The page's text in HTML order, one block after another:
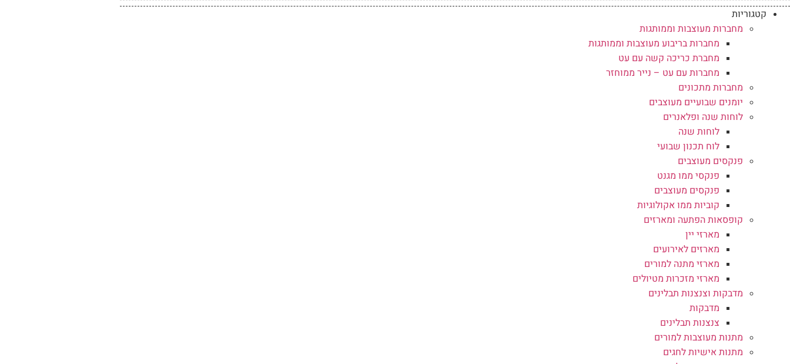
קטגוריות
מחברות מעוצבות וממותגות
מחברות בריבוע מעוצבות וממותגות
מחברת כריכה קשה עם עט
מחברות עם עט – נייר ממוחזר
מחברות מתכונים
יומנים שבועיים מעוצבים
לוחות שנה ופלאנרים
לוחות שנה
לוח תכנון שבועי
פנקסים מעוצבים
פנקסי ממו מגנט
פנקסים מעוצבים
קוביות ממו אקולוגיות
קופסאות הפתעה ומארזים
מארזי יין
מארזים לאירועים
מארזי מתנה למורים
מארזי מזכרות מטיולים
מדבקות וצנצנות תבלינים
מדבקות
צנצנות תבלינים
מתנות מעוצבות למורים
מתנות אישיות לחגים